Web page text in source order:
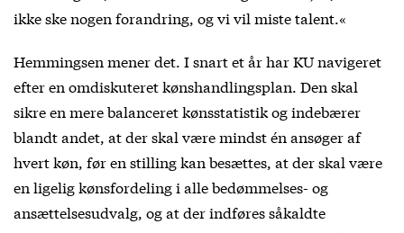
ikke ske nogen forandring, og vi vil miste talent.«
Hemmingsen mener det. I snart et år har KU navigeret
efter en omdiskuteret kønshandlingsplan. Den skal
sikre en mere balanceret kønsstatistik og indebærer
blandt andet, at der skal være mindst én ansøger af
hvert køn, før en stilling kan besættes, at der skal være
en ligelig kønsfordeling i alle bedømmelses- og
ansættelsesudvalg, og at der indføres såkaldte